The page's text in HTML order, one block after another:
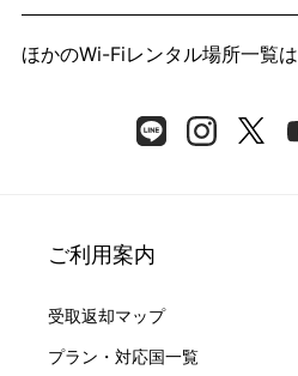
ほかのWi-Fiレンタル場所一覧は
ご利用案内
受取返却マップ
プラン・対応国一覧